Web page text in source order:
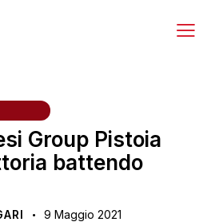
Group Pistoia
battendo
9 Maggio 2021